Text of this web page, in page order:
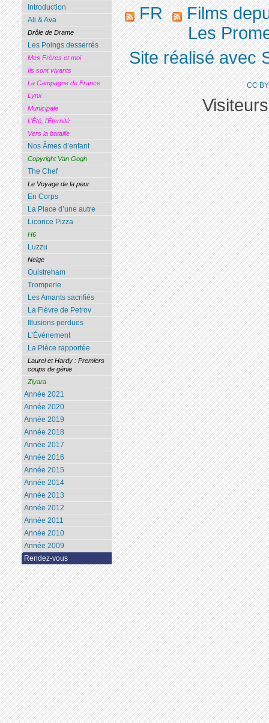
Introduction
Ali & Ava
Drôle de Drame
Les Poings desserrés
Mes Frères et moi
Ils sont vivants
La Campagne de France
Lynx
Municipale
L’Été, l’Éternité
Vers la bataille
Nos Âmes d’enfant
Copyright Van Gogh
The Chef
Le Voyage de la peur
En Corps
La Place d’une autre
Licorice Pizza
H6
Luzzu
Neige
Ouistreham
Tromperie
Les Amants sacrifiés
La Fièvre de Petrov
Illusions perdues
L’Événement
La Pièce rapportée
Laurel et Hardy : Premiers
coups de génie
Ziyara
Année 2021
Année 2020
Année 2019
Année 2018
Année 2017
Année 2016
Année 2015
Année 2014
Année 2013
Année 2012
Année 2011
Année 2010
Année 2009
Rendez-vous
FR
Films
Les
Site réalisé avec
CC